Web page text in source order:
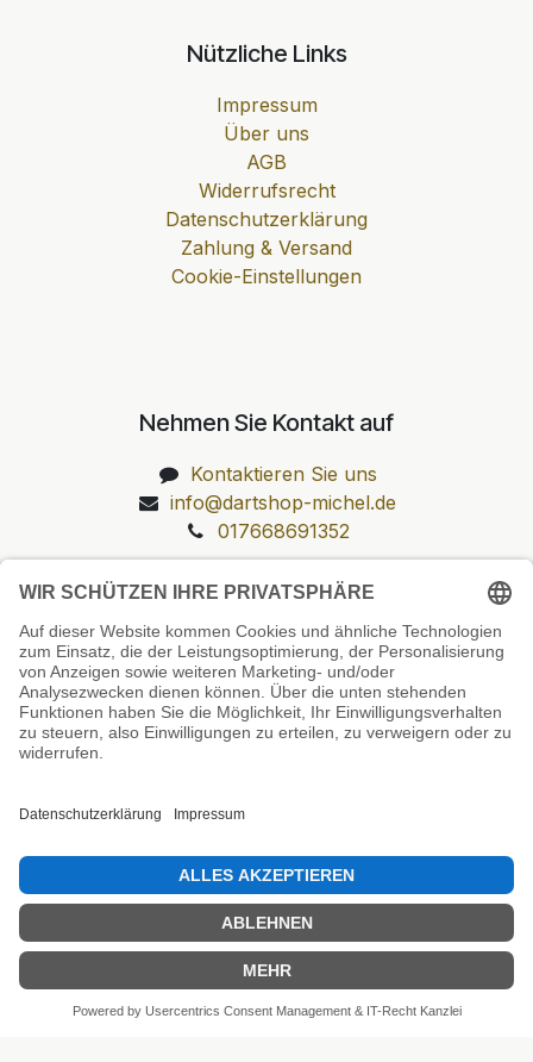
Nützliche Links
Impressum
Über uns
AGB
Widerrufsrecht
Datenschutzerklärung
Zahlung & Versand
Cookie-Einstellungen
Nehmen Sie Kontakt auf
Kontaktieren Sie uns
info@dartshop-michel.de
017668691352
Unsere Prüfsiegel